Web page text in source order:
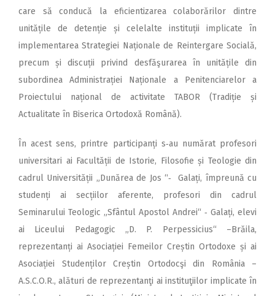
care să conducă la eficientizarea colaborărilor dintre
unitățile de detenție și celelalte instituții implicate în
implementarea Strategiei Naționale de Reintergare Socială,
precum și discuții privind desfăşurarea în unitățile din
subordinea Administrației Naționale a Penitenciarelor a
Proiectului național de activitate TABOR (Tradiție și
Actualitate în Biserica Ortodoxă Română).
În acest sens, printre par­ticipanți s‑au numărat profesori
universitari ai Facultății de Istorie, Filosofie și Teologie din
cadrul Universității „Dunărea de Jos “‑ Galați, împreună cu
studenți ai secțiilor aferente, profesori din cadrul
Seminarului Teologic „Sfântul Apostol Andrei“ ‑ Galați, elevi
ai Liceului Pedagogic „D. P. Perpessicius“ –Brăila,
reprezentanți ai Asociației Femeilor Creștin Ortodoxe și ai
Asociației Studenților Creștin Ortodocşi din România –
A.S.C.O.R., alături de reprezentanţi ai instituţiilor implicate în